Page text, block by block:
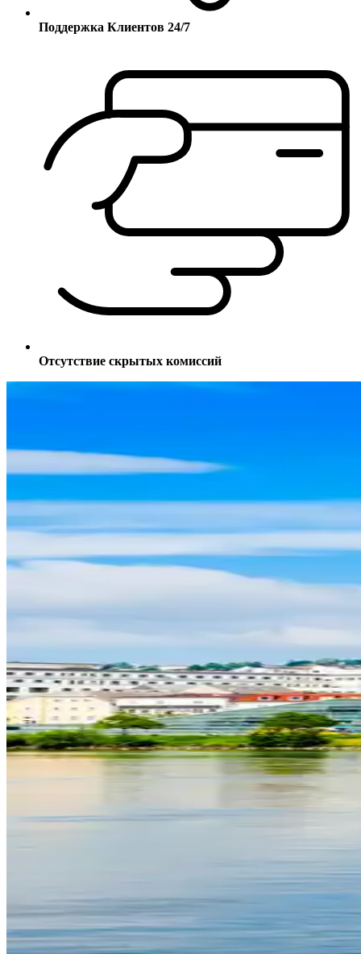
Поддержка Клиентов 24/7
Отсутствие скрытых комиссий